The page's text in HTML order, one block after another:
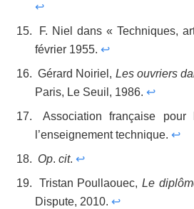
↩
F. Niel dans « Techniques,
février 1955. ↩
Gérard Noiriel, Les ouvriers
Paris, Le Seuil, 1986. ↩
Association française pour
l’enseignement technique. ↩
Op.cit. ↩
Tristan Poullaouec,Le
Dispute, 2010. ↩